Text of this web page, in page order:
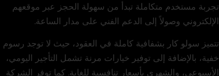
تجربة مستخدم متكاملة تبدأ من سهولة الحجز عبر موقعهم
الإلكتروني وصولاً إلى الدعم الفني على مدار الساعة.
تتميز سولو كار بشفافية كاملة في العقود، حيث لا توجد رسوم
خفية، بالإضافة إلى توفير خيارات مرنة تشمل التأجير اليومي،
الأسبوعي، والشهري بأسعار تنافسية للغاية. كما توفر الشركة